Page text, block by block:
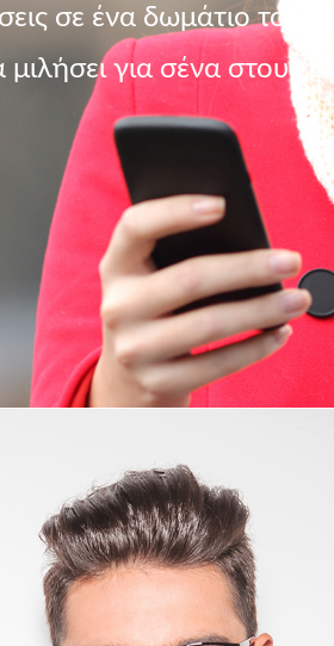
σε ένα δωμάτιοτους
μιλήσει για σένα στους